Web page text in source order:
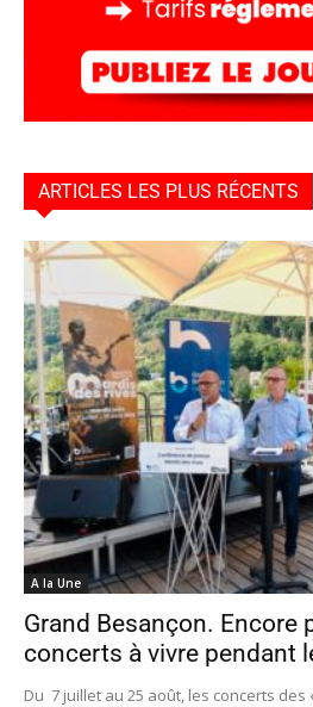
ARTICLES LES PLUS RÉCENTS
A la Une
Grand Besançon. Encore
concerts à vivre pendant
Du 7 juillet au 25 août, les concerts des